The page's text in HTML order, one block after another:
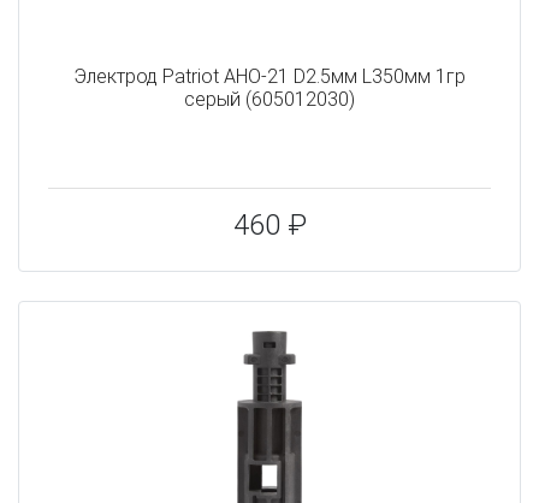
Электрод Patriot АНО-21 D2.5мм L350мм 1гр
серый (605012030)
460 ₽